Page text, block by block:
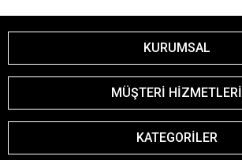
KURUMSAL
MÜŞTERİ HİZMETLERİ
KATEGORİLER